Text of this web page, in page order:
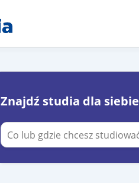
Znajdź studia dla siebie